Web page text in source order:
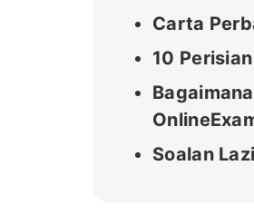
Carta
10
Soalan